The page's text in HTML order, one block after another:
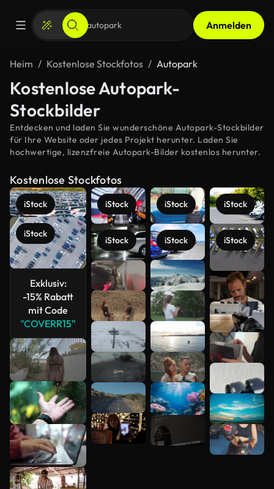
Anmelden
Heim Kostenlose Stockfotos Autopark
Kostenlose Autopark-
Stockbilder
Entdecken und laden Sie wunderschöne Autopark-Stockbilder
für Ihre Website oder jedes Projekt herunter. Laden Sie
hochwertige, lizenzfreie Autopark-Bilder kostenlos herunter.
Kostenlose Stockfotos
iStock
iStock
Exklusiv:
-15% Rabatt
mit Code
"COVERR15"
iStock
iStock
iStock
iStock
iStock
iStock
Mehr
anzeigen